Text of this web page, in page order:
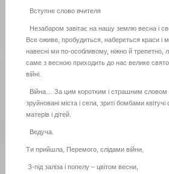
Вступне слово вчителя
Незабаром завітає на нашу землю весна і
Все оживе, пробудиться, набереться краси і
навесні ми по-особливому, ніжно й
саме з весною приходить до нас велике свято
війні.
Війна… За цим коротким і страшним словом
зруйновані міста і села, зриті бомбами
матерів і дітей.
Ведуча.
Ти прийшла, Перемого, слідами війни,
З-під заліза і попелу – цвітом весни,